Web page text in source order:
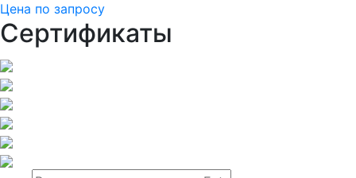
Цена по запросу
Сертификаты